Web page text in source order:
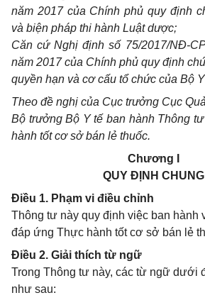
năm 2017 của Chính phủ quy định
và biện pháp thi hành Luật dược;
Căn cứNghị định số 75/2017/NĐ-
năm 2017 của Chính phủ quy định
quyền hạn và cơ cấu tổ chức của Bộ
Theo đề nghị của Cục trưởng Cục
Bộ trưởng Bộ Y tế ban hành Thông
hành tốt cơ sở bán lẻ thuốc.
Chương I
QUY ĐỊNH CHUNG
Điều 1. Phạm vi điều chỉnh
Thông tư này quy định việc ban hành
đáp ứng Thực hành tốt cơ sở bán lẻ
Điều 2. Giải thích từ ngữ
Trong Thông tư này, các từ ngữ dưới
như sau: